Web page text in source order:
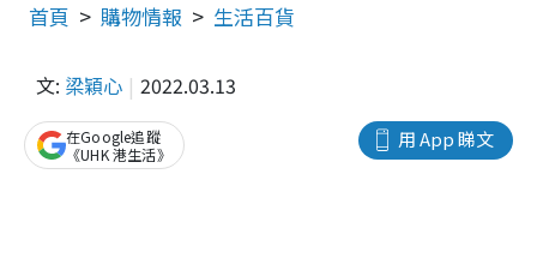
首頁 購物情報 生活百貨
文: 梁穎心 2022.03.13
用 App 睇文
在Google追蹤
《UHK 港生活》